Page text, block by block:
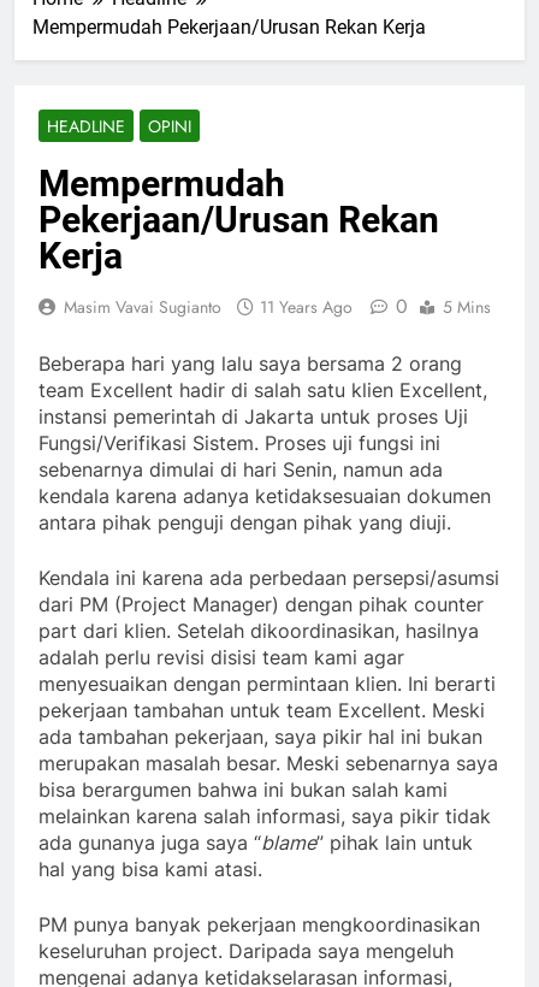
Mempermudah Pekerjaan/Urusan Rekan Kerja
HEADLINE OPINI
Mempermudah
Pekerjaan/Urusan Rekan
Kerja
Masim Vavai Sugianto 11 Years Ago 0 5 Mins
Beberapa hari yang lalu saya bersama 2 orang
team Excellent hadir di salah satu klien Excellent,
instansi pemerintah di Jakarta untuk proses Uji
Fungsi/Verifikasi Sistem. Proses uji fungsi ini
sebenarnya dimulai di hari Senin, namun ada
kendala karena adanya ketidaksesuaian dokumen
antara pihak penguji dengan pihak yang diuji.
Kendala ini karena ada perbedaan persepsi/asumsi
dari PM (Project Manager) dengan pihak counter
part dari klien. Setelah dikoordinasikan, hasilnya
adalah perlu revisi disisi team kami agar
menyesuaikan dengan permintaan klien. Ini berarti
pekerjaan tambahan untuk team Excellent. Meski
ada tambahan pekerjaan, saya pikir hal ini bukan
merupakan masalah besar. Meski sebenarnya saya
bisa berargumen bahwa ini bukan salah kami
melainkan karena salah informasi, saya pikir tidak
ada gunanya juga saya “blame” pihak lain untuk
hal yang bisa kami atasi.
PM punya banyak pekerjaan mengkoordinasikan
keseluruhan project. Daripada saya mengeluh
mengenai adanya ketidakselarasan informasi,